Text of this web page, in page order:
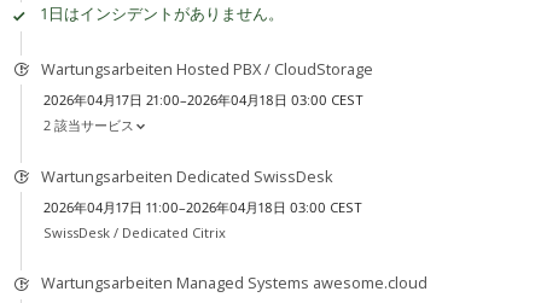
1日はインシデントがありません。
Wartungsarbeiten Hosted PBX / CloudStorage
2026年04月17日 21:00–2026年04月18日 03:00 CEST
2 該当サービス
Wartungsarbeiten Dedicated SwissDesk
2026年04月17日 11:00–2026年04月18日 03:00 CEST
SwissDesk / Dedicated Citrix
Wartungsarbeiten Managed Systems awesome.cloud